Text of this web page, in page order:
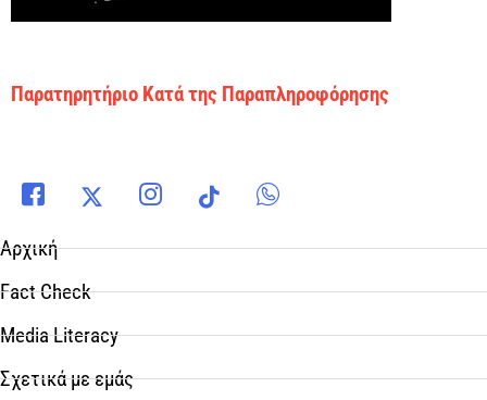
Παρατηρητήριο Κατά της Παραπληροφόρησης
Αρχική
Fact Check
Media Literacy
Σχετικά με εμάς